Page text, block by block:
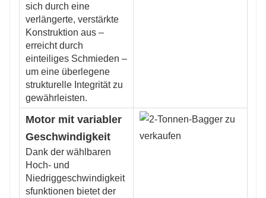
sich durch eine
verlängerte, verstärkte
Konstruktion aus –
erreicht durch
einteiliges Schmieden –
um eine überlegene
strukturelle Integrität zu
gewährleisten.
Motor mit variabler
Geschwindigkeit
Dank der wählbaren
Hoch- und
Niedriggeschwindigkeit
sfunktionen bietet der